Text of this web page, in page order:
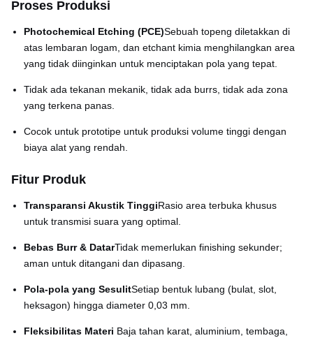
Proses Produksi
Photochemical Etching (PCE)Sebuah topeng diletakkan di
atas lembaran logam, dan etchant kimia menghilangkan area
yang tidak diinginkan untuk menciptakan pola yang tepat.
Tidak ada tekanan mekanik, tidak ada burrs, tidak ada zona
yang terkena panas.
Cocok untuk prototipe untuk produksi volume tinggi dengan
biaya alat yang rendah.
Fitur Produk
Transparansi Akustik TinggiRasio area terbuka khusus
untuk transmisi suara yang optimal.
Bebas Burr & DatarTidak memerlukan finishing sekunder;
aman untuk ditangani dan dipasang.
Pola-pola yang SesulitSetiap bentuk lubang (bulat, slot,
heksagon) hingga diameter 0,03 mm.
Fleksibilitas Materi ️ Baja tahan karat, aluminium, tembaga,